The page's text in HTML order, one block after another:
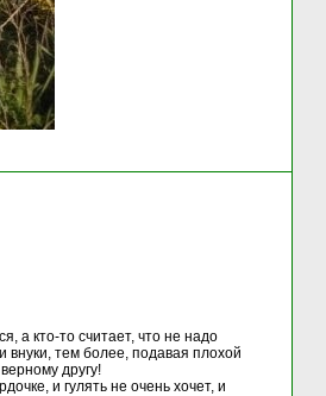
а кто-то считает, что не надо
внуки, тем более, подавая плохой
другу!
и гулять не очень хочет, и